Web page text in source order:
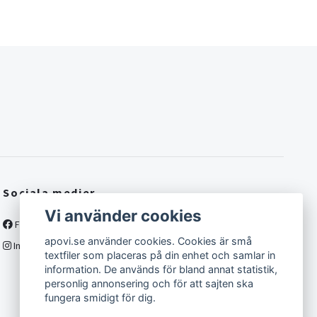
Sociala medier
Facebook
Instagram
Vi använder cookies
apovi.se använder cookies. Cookies är små
textfiler som placeras på din enhet och samlar in
information. De används för bland annat statistik,
personlig annonsering och för att sajten ska
fungera smidigt för dig.